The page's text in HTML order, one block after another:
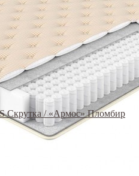
Скрутка / «Армос» Пломбир